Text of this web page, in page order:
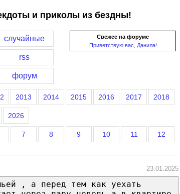
и приколы из бездны!
Свежее на форуме
Приветствую вас, Данила!
случайные
rss
форум
2013 2014 2015 2016 2017 2018
2026
7 8 9 10 11 12
23.01.2025
, а перед тем как уехать